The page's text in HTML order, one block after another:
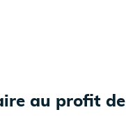
au profit de